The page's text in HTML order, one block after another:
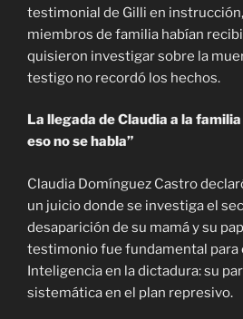
testimonial de Gilli en
miembros de familia habían
quisieron investigar sobre la
testigo no recordó los hechos.
La llegada de Claudia a la
eso no se habla”
Claudia Domínguez Castro
un juicio donde se investiga el
desaparición de su mamá y su
testimonio fue fundamental para
Inteligencia en la dictadura: su
sistemática en el plan represivo.